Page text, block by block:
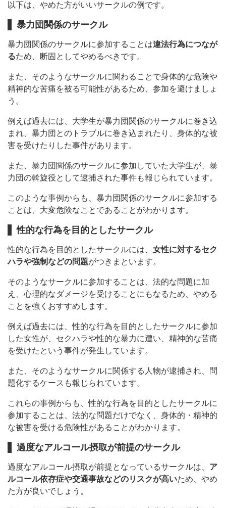
以下は、やめた方がいいサークルの例です。
暴力団関係のサークル
暴力団関係のサークルに参加することは違法行為につなが
るため、断固としてやめるべきです。
また、そのようなサークルに関わることで身体的な危険や
精神的な苦痛を被る可能性があるため、参加を避けましょ
う。
例えば過去には、大学生が暴力団関係のサークルに巻き込
まれ、暴力団とのトラブルに巻き込まれたり、身体的な被
害を受けたりした事件があります。
また、暴力団関係のサークルに参加していた大学生が、暴
力団の斡旋役として逮捕された事件も報じられています。
このような事例からも、暴力団関係のサークルに参加する
ことは、大変危険なことであることがわかります。
性的な行為を目的としたサークル
性的な行為を目的としたサークルには、 女性に対するセク
ハラや強制などの問題がつきまといます。
そのようなサークルに参加することは、法的な問題に加
え、心理的なダメージを受けることにもなるため、やめる
ことを強くおすすめします。
例えば過去には、性的な行為を目的としたサークルに参加
した女性が、セクハラや性的な暴力に遭い、精神的な苦痛
を受けたという事件が発生しています。
また、そのようなサークルに関係する人物が逮捕され、問
題化するケースも報じられています。
これらの事例からも、性的な行為を目的としたサークルに
参加することは、法的な問題だけでなく、身体的・精神的
な被害を受ける危険性があることがわかります。
過度なアルコール摂取が前提のサークル
過度なアルコール摂取が前提となっているサークルは、 ア
ルコール依存症や交通事故などのリスクが高いため、やめ
た方が良いでしょう。